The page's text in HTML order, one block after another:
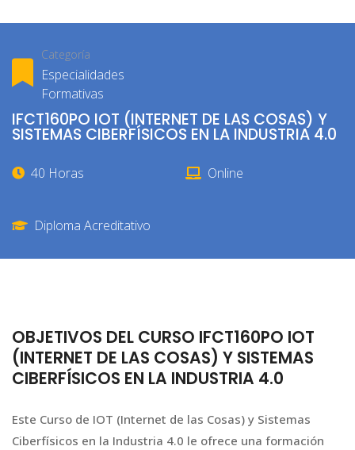
Categoría
Especialidades
Formativas
IFCT160PO IOT (INTERNET DE LAS COSAS) Y
SISTEMAS CIBERFÍSICOS EN LA INDUSTRIA 4.0
40 Horas Online
Diploma Acreditativo
OBJETIVOS DEL CURSO IFCT160PO IOT
(INTERNET DE LAS COSAS) Y SISTEMAS
CIBERFÍSICOS EN LA INDUSTRIA 4.0
Este Curso de IOT (Internet de las Cosas) y Sistemas
Ciberfísicos en la Industria 4.0 le ofrece una formación